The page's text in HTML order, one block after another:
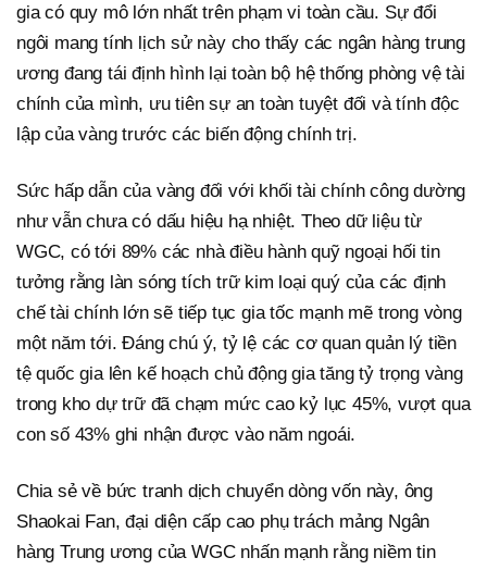
gia có quy mô lớn nhất trên phạm vi toàn cầu. Sự đổi
ngôi mang tính lịch sử này cho thấy các ngân hàng trung
ương đang tái định hình lại toàn bộ hệ thống phòng vệ tài
chính của mình, ưu tiên sự an toàn tuyệt đối và tính độc
lập của vàng trước các biến động chính trị.
Sức hấp dẫn của vàng đối với khối tài chính công dường
như vẫn chưa có dấu hiệu hạ nhiệt. Theo dữ liệu từ
WGC, có tới 89% các nhà điều hành quỹ ngoại hối tin
tưởng rằng làn sóng tích trữ kim loại quý của các định
chế tài chính lớn sẽ tiếp tục gia tốc mạnh mẽ trong vòng
một năm tới. Đáng chú ý, tỷ lệ các cơ quan quản lý tiền
tệ quốc gia lên kế hoạch chủ động gia tăng tỷ trọng vàng
trong kho dự trữ đã chạm mức cao kỷ lục 45%, vượt qua
con số 43% ghi nhận được vào năm ngoái.
Chia sẻ về bức tranh dịch chuyển dòng vốn này, ông
Shaokai Fan, đại diện cấp cao phụ trách mảng Ngân
hàng Trung ương của WGC nhấn mạnh rằng niềm tin